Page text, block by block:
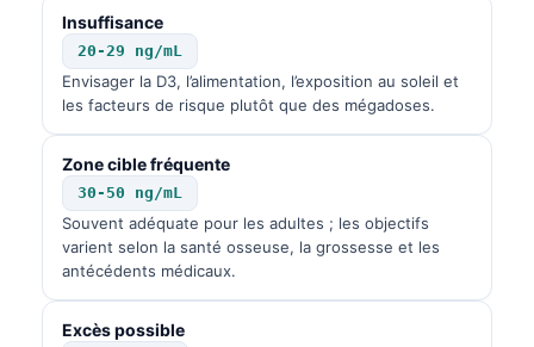
Insuffisance
20-29 ng/mL
Envisager la D3, l’alimentation, l’exposition au soleil et
les facteurs de risque plutôt que des mégadoses.
Zone cible fréquente
30-50 ng/mL
Souvent adéquate pour les adultes ; les objectifs
varient selon la santé osseuse, la grossesse et les
antécédents médicaux.
Excès possible
ქართული
Lietuvių kalba
Polski
한국어
Slovenščina
Magyar
Shqip
বাংলা